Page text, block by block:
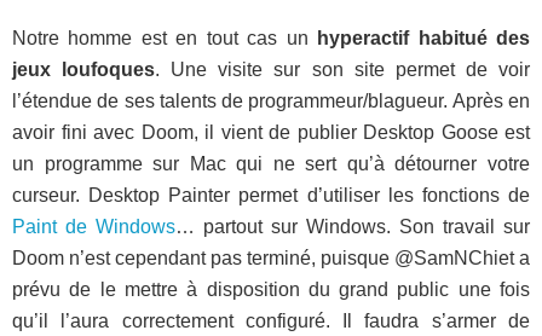
Notre homme est en tout cas un
hyperactif habitué des
jeux loufoques. Une visite sur son site permet de voir
l’étendue de ses talents de programmeur/blagueur. Après en
avoir fini avec Doom, il vient de publier Desktop Goose est
un programme sur Mac qui ne sert qu’à détourner votre
curseur. Desktop Painter permet d’utiliser les fonctions de
Paint de Windows… partout sur Windows. Son travail sur
Doom n’est cependant pas terminé, puisque @SamNChiet a
prévu de le mettre à disposition du grand public une fois
qu’il l’aura correctement configuré. Il faudra s’armer de